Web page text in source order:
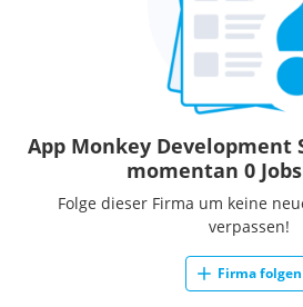
App Monkey Development
momentan 0
Folge dieser Firma um keine
verpassen!
Firma folgen